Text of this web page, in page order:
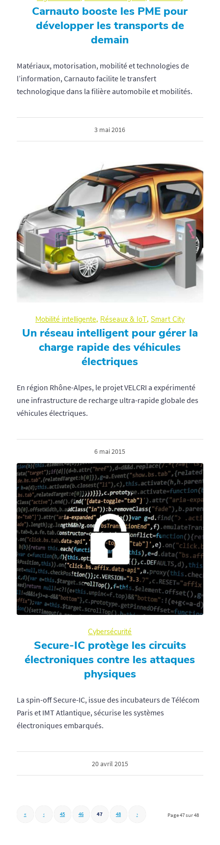
Carnauto booste les PME pour
développer les transports de
demain
Matériaux, motorisation, mobilité et technologies de
l’information, Carnauto facilite le transfert
technologique dans la filière automobile et mobilités.
3 mai 2016
Mobilité intelligente, Réseaux & IoT, Smart City
Un réseau intelligent pour gérer la
charge rapide des véhicules
électriques
En région Rhône-Alpes, le projet VELCRI a expérimenté
une infrastructure de recharge ultra-rapide globale des
véhicules électriques.
6 mai 2015
Cybersécurité
Secure-IC protège les circuits
électroniques contre les attaques
physiques
La spin-off Secure-IC, issue des incubateurs de Télécom
Paris et IMT Atlantique, sécurise les systèmes
électroniques embarqués.
20 avril 2015
Page 47 sur 48
« ‹ 45 46 47 48 ›